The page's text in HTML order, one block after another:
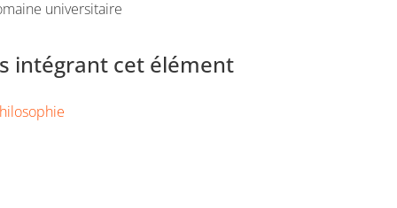
universitaire
intégrant cet élément